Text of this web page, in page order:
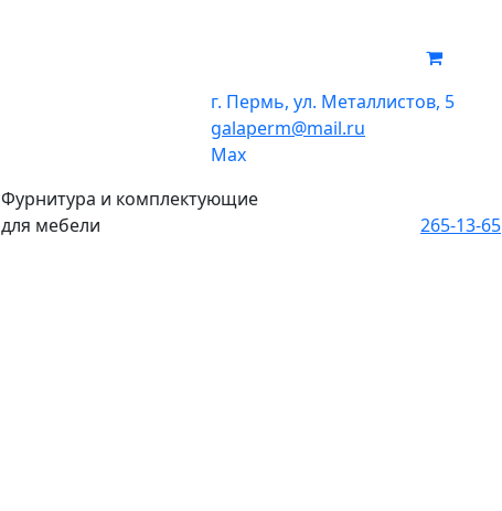
г. Пермь, ул. Металлистов, 5
galaperm@mail.ru
Мах
Фурнитура и комплектующие
для мебели
265-13-65